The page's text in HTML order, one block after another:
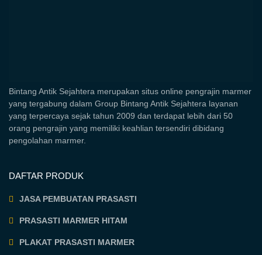
Bintang Antik Sejahtera merupakan situs online pengrajin marmer
yang tergabung dalam Group Bintang Antik Sejahtera layanan
yang terpercaya sejak tahun 2009 dan terdapat lebih dari 50
orang pengrajin yang memiliki keahlian tersendiri dibidang
pengolahan marmer.
DAFTAR PRODUK
JASA PEMBUATAN PRASASTI
PRASASTI MARMER HITAM
PLAKAT PRASASTI MARMER